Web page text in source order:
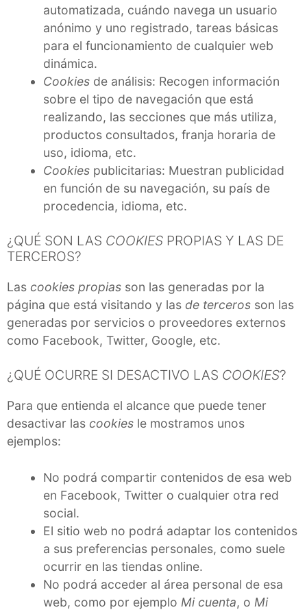
automatizada, cuándo navega un usuario
anónimo y uno registrado, tareas básicas
para el funcionamiento de cualquier web
dinámica.
Cookiesde análisis: Recogen información
sobre el tipo de navegación que está
realizando, las secciones que más utiliza,
productos consultados, franja horaria de
uso, idioma, etc.
Cookiespublicitarias: Muestran publicidad
en función de su navegación, su país de
procedencia, idioma, etc.
¿QUÉ SON LAS COOKIES PROPIAS Y LAS DE
TERCEROS?
Las cookies propias son las generadas por la
página que está visitando y las de terceros son las
generadas por servicios o proveedores externos
como Facebook, Twitter, Google, etc.
¿QUÉ OCURRE SI DESACTIVO LAS COOKIES?
Para que entienda el alcance que puede tener
desactivar las cookies le mostramos unos
ejemplos:
No podrá compartir contenidos de esa web
en Facebook, Twitter o cualquier otra red
social.
El sitio web no podrá adaptar los contenidos
a sus preferencias personales, como suele
ocurrir en las tiendas online.
No podrá acceder al área personal de esa
web, como por ejemplo Mi cuenta, o Mi